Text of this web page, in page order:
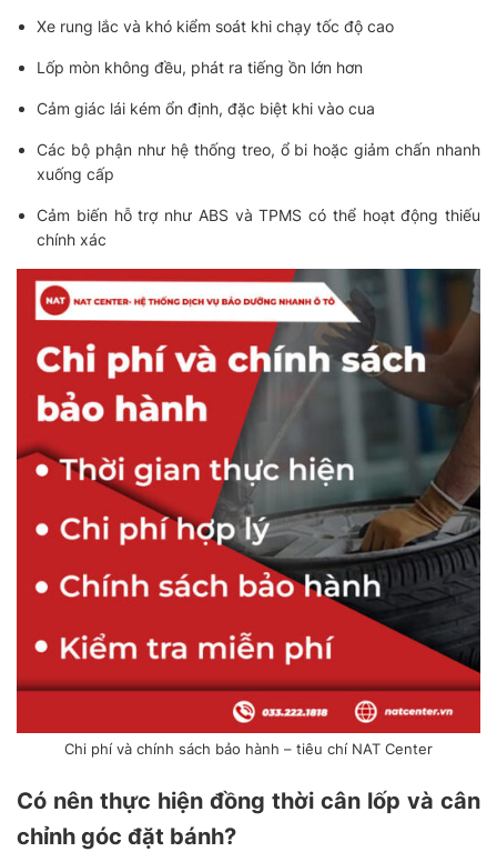
Xe rung lắc và khó kiểm soát khi chạy tốc độ cao
Lốp mòn không đều, phát ra tiếng ồn lớn hơn
Cảm giác lái kém ổn định, đặc biệt khi vào cua
Các bộ phận như hệ thống treo, ổ bi hoặc giảm chấn nhanh
xuống cấp
Cảm biến hỗ trợ như ABS và TPMS có thể hoạt động thiếu
chính xác
Chi phí và chính sách bảo hành – tiêu chí NAT Center
Có nên thực hiện đồng thời cân lốp và cân
chỉnh góc đặt bánh?